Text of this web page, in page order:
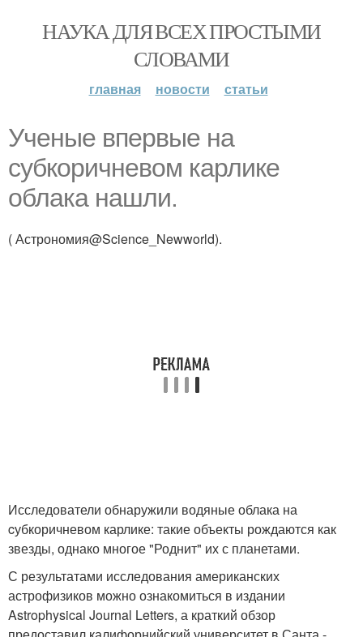
НАУКА ДЛЯ ВСЕХ ПРОСТЫМИ
СЛОВАМИ
главная новости статьи
Ученые впервые на
cубкоричневом карлике
облака нашли.
( Астрономия@Science_Newworld).
Исследователи обнаружили водяные облака на
cубкоричневом карлике: такие объекты рождаются как
звезды, однако многое "Роднит" их с планетами.
С результатами исследования американских
астрофизиков можно ознакомиться в издании
Astrophysical Journal Letters, а краткий обзор